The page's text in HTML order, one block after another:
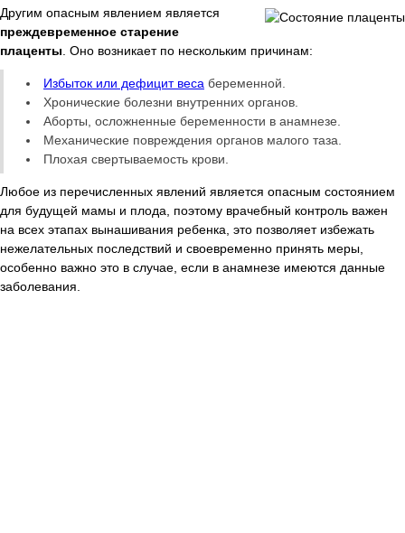
Другим опасным явлением является
преждевременное старение
плаценты . Оно возникает по нескольким причинам:
Избыток или дефицит веса беременной.
Хронические болезни внутренних органов.
Аборты, осложненные беременности в анамнезе.
Механические повреждения органов малого таза.
Плохая свертываемость крови.
Любое из перечисленных явлений является опасным состоянием
для будущей мамы и плода, поэтому врачебный контроль важен
на всех этапах вынашивания ребенка, это позволяет избежать
нежелательных последствий и своевременно принять меры,
особенно важно это в случае, если в анамнезе имеются данные
заболевания.